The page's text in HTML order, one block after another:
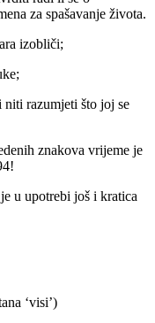
za spašavanje života.
izobliči;
niti razumjeti što joj se
znakova vrijeme je
u upotrebi još i kratica
‘visi’)